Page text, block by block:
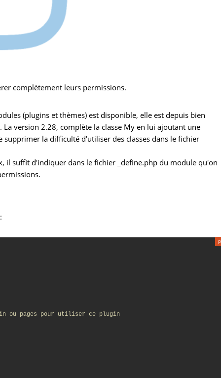
complètement leurs permissions.
(plugins et thèmes) est disponible, elle est depuis bien
version 2.28, complète la classe My en lui ajoutant une
supprimer la difficulté d'utiliser des classes dans le fichier
il suffit d'indiquer dans le fichier _define.php du module qu'on
ou pages pour utiliser ce plugin